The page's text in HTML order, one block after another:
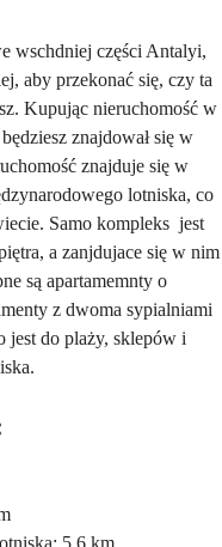
wschdniej części Antalyi,
aby przekonać się, czy ta
Kupując nieruchomość w
znajdował się w
znajduje się w
lotniska, co
Samo kompleks jest
a zanjdujace się w nim
są apartamemnty o
z dwoma sypialniami
jest do plaży, sklepów i